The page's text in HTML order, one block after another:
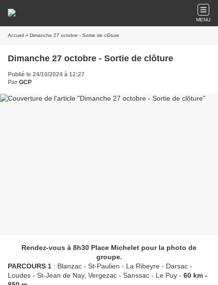
MENU
Accueil » Dimanche 27 octobre - Sortie de clôture
Dimanche 27 octobre - Sortie de clôture
Publié le 24/10/2024 à 12:27
Par GCP
Rendez-vous à 8h30 Place Michelet pour la photo de
groupe.
PARCOURS 1 : Blanzac - St-Paulien - La Ribeyre - Darsac -
Loudes - St-Jean de Nay, Vergezac - Sanssac - Le Puy - 60 km -